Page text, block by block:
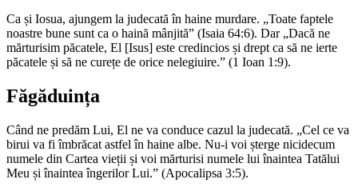
Ca și Iosua, ajungem la judecată în haine murdare. „Toate faptele
noastre bune sunt ca o haină mânjită” (Isaia 64:6). Dar „Dacă ne
mărturisim păcatele, El [Isus] este credincios și drept ca să ne ierte
păcatele și să ne curețe de orice nelegiuire.” (1 Ioan 1:9).
Făgăduința
Când ne predăm Lui, El ne va conduce cazul la judecată. „Cel ce va
birui va fi îmbrăcat astfel în haine albe. Nu-i voi șterge nicidecum
numele din Cartea vieții și voi mărturisi numele lui înaintea Tatălui
Meu și înaintea îngerilor Lui.” (Apocalipsa 3:5).